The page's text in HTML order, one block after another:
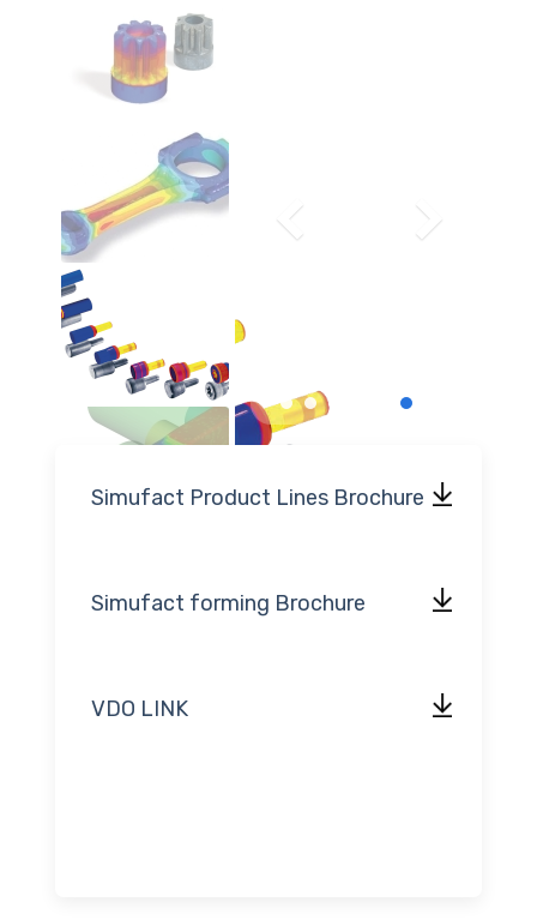
Simufact Product Lines Brochure
Simufact forming Brochure
VDO LINK